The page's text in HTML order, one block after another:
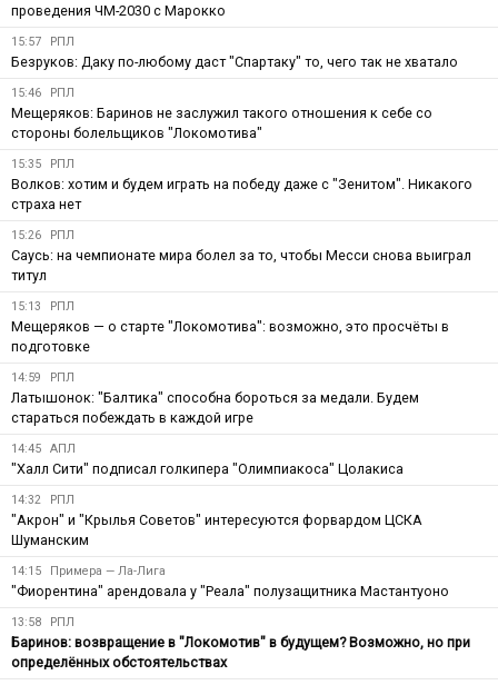
проведения ЧМ-2030 с Марокко
15:57 РПЛ
Безруков: Даку по-любому даст "Спартаку" то, чего так не хватало
15:46 РПЛ
Мещеряков: Баринов не заслужил такого отношения к себе со
стороны болельщиков "Локомотива"
15:35 РПЛ
Волков: хотим и будем играть на победу даже с "Зенитом". Никакого
страха нет
15:26 РПЛ
Саусь: на чемпионате мира болел за то, чтобы Месси снова выиграл
титул
15:13 РПЛ
Мещеряков — о старте "Локомотива": возможно, это просчёты в
подготовке
14:59 РПЛ
Латышонок: "Балтика" способна бороться за медали. Будем
стараться побеждать в каждой игре
14:45 АПЛ
"Халл Сити" подписал голкипера "Олимпиакоса" Цолакиса
14:32 РПЛ
"Акрон" и "Крылья Советов" интересуются форвардом ЦСКА
Шуманским
14:15 Примера — Ла-Лига
"Фиорентина" арендовала у "Реала" полузащитника Мастантуоно
13:58 РПЛ
Баринов: возвращение в "Локомотив" в будущем? Возможно, но при
определённых обстоятельствах